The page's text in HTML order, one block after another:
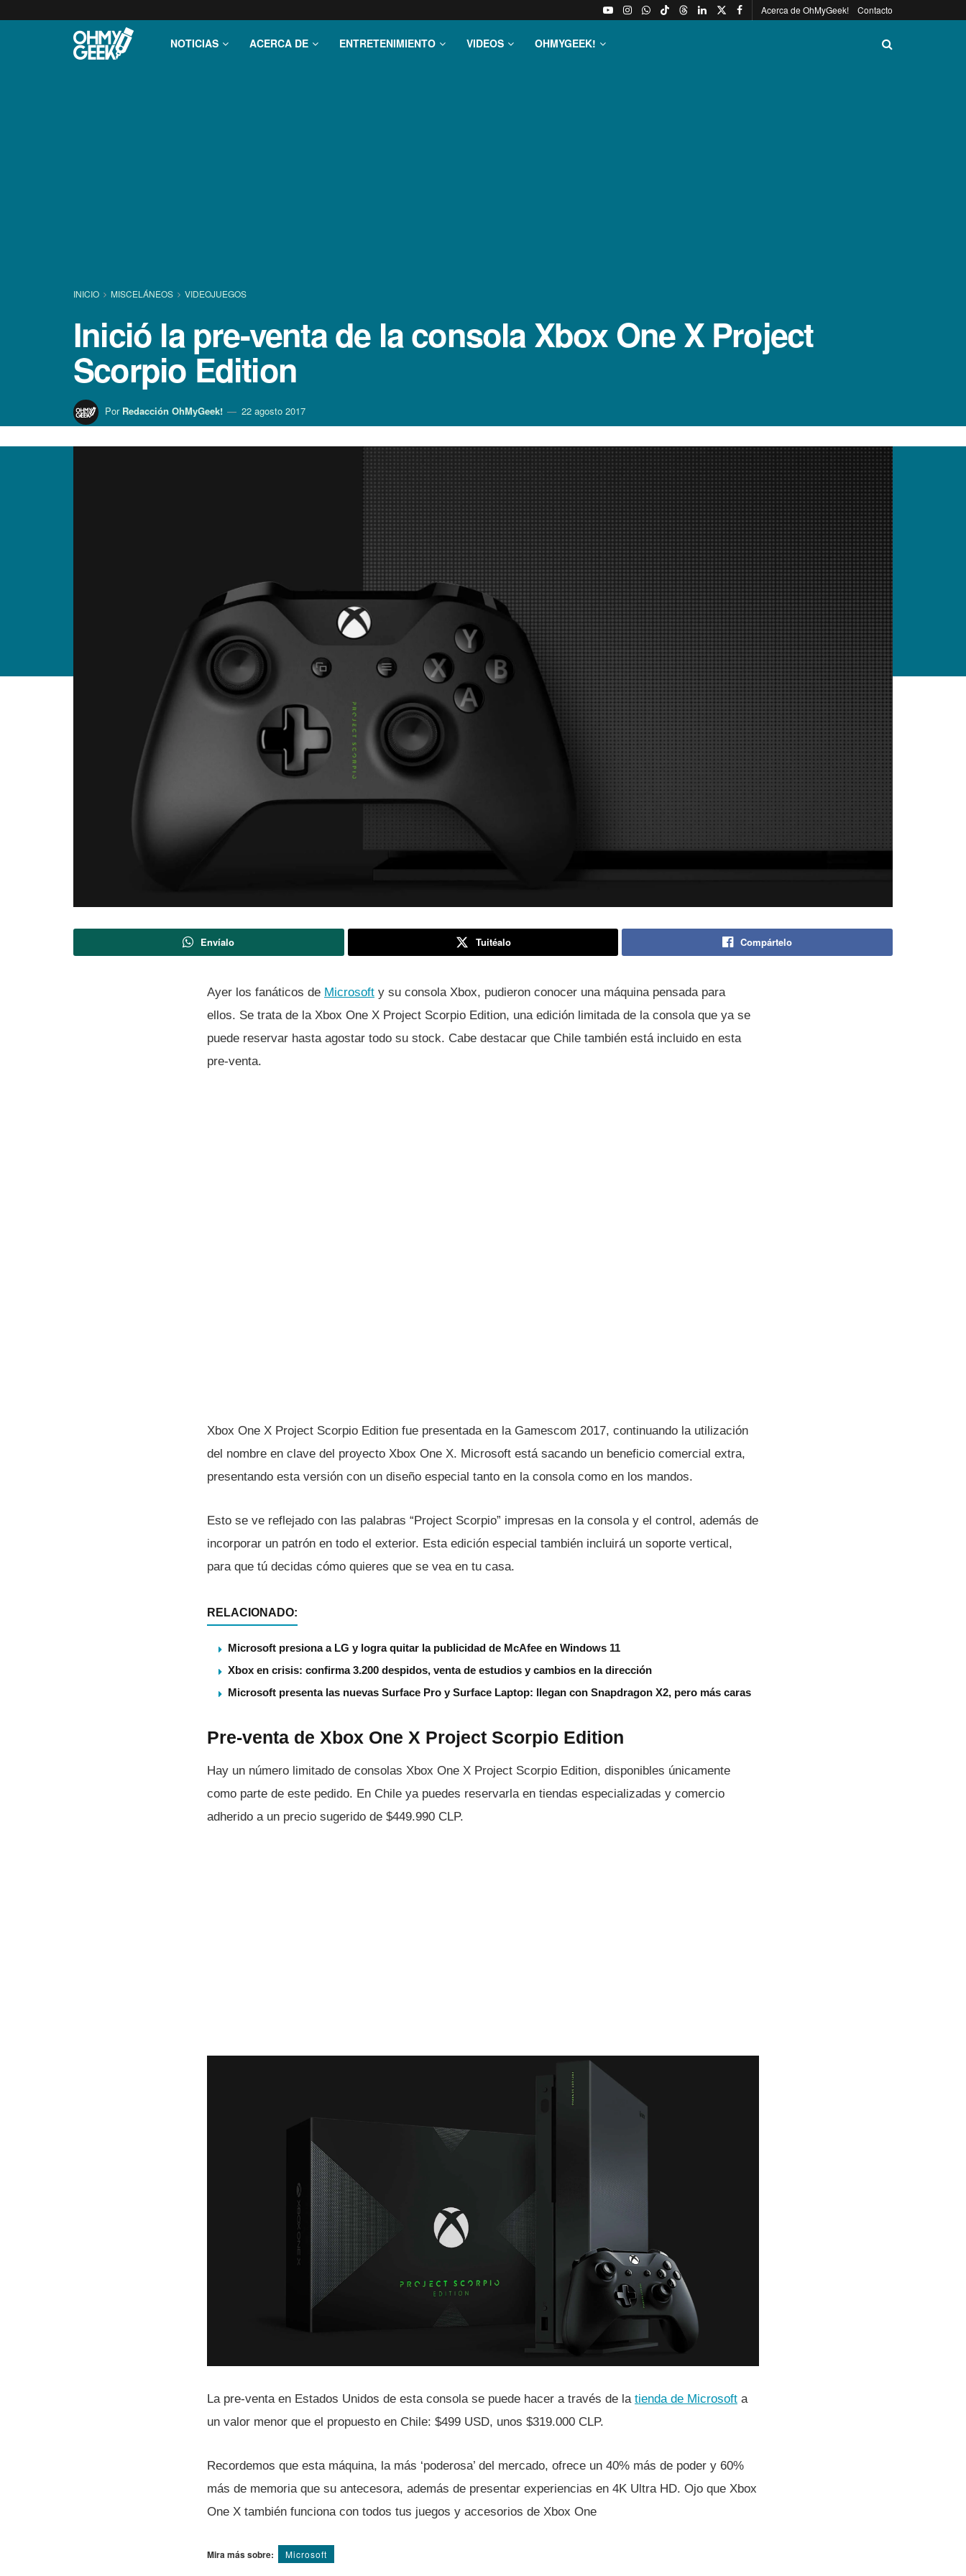
Acerca de OhMyGeek! Contacto
NOTICIAS ACERCA DE ENTRETENIMIENTO VIDEOS OHMYGEEK!
INICIO MISCELÁNEOS VIDEOJUEGOS
Inició la pre-venta de la consola Xbox One X Project
Scorpio Edition
Por Redacción OhMyGeek! 22 agosto 2017
Envíalo Tuitéalo Compártelo
Ayer los fanáticos de Microsoft y su consola Xbox, pudieron conocer una máquina pensada para
ellos. Se trata de la Xbox One X Project Scorpio Edition, una edición limitada de la consola que ya se
puede reservar hasta agostar todo su stock. Cabe destacar que Chile también está incluido en esta
pre-venta.
Xbox One X Project Scorpio Edition fue presentada en la Gamescom 2017, continuando la utilización
del nombre en clave del proyecto Xbox One X. Microsoft está sacando un beneficio comercial extra,
presentando esta versión con un diseño especial tanto en la consola como en los mandos.
Esto se ve reflejado con las palabras “Project Scorpio” impresas en la consola y el control, además de
incorporar un patrón en todo el exterior. Esta edición especial también incluirá un soporte vertical,
para que tú decidas cómo quieres que se vea en tu casa.
RELACIONADO:
Microsoft presiona a LG y logra quitar la publicidad de McAfee en Windows 11
Xbox en crisis: confirma 3.200 despidos, venta de estudios y cambios en la dirección
Microsoft presenta las nuevas Surface Pro y Surface Laptop: llegan con Snapdragon X2, pero más caras
Pre-venta de Xbox One X Project Scorpio Edition
Hay un número limitado de consolas Xbox One X Project Scorpio Edition, disponibles únicamente
como parte de este pedido. En Chile ya puedes reservarla en tiendas especializadas y comercio
adherido a un precio sugerido de $449.990 CLP.
La pre-venta en Estados Unidos de esta consola se puede hacer a través de la tienda de Microsoft a
un valor menor que el propuesto en Chile: $499 USD, unos $319.000 CLP.
Recordemos que esta máquina, la más ‘poderosa’ del mercado, ofrece un 40% más de poder y 60%
más de memoria que su antecesora, además de presentar experiencias en 4K Ultra HD. Ojo que Xbox
One X también funciona con todos tus juegos y accesorios de Xbox One
Mira más sobre: Microsoft